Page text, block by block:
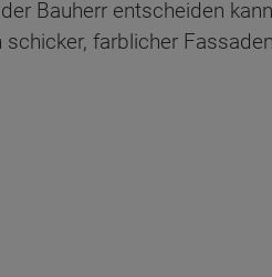
Bauherr entscheiden
farblicher